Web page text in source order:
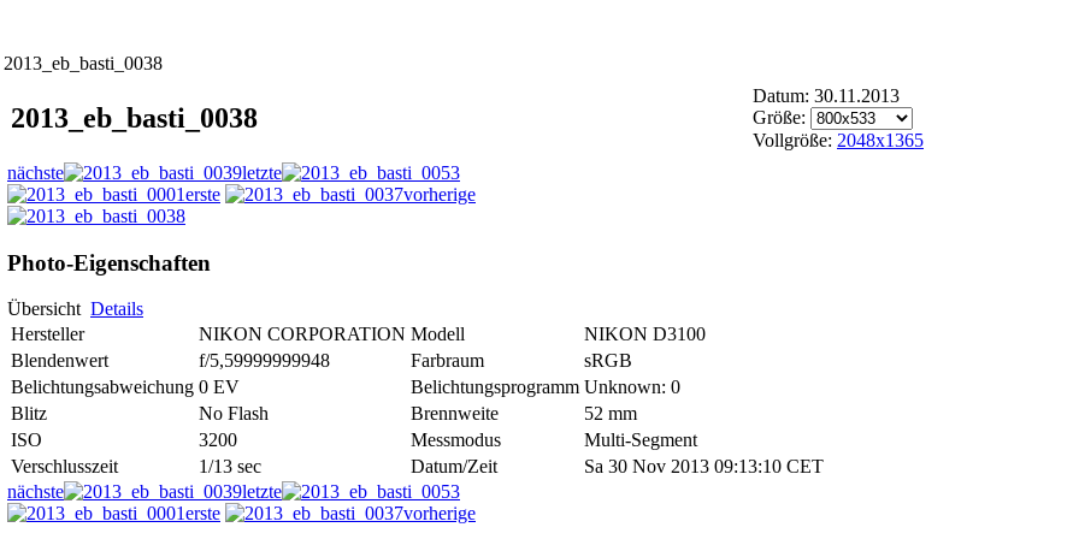
2013_eb_basti_0038
2013_eb_basti_0038
Datum: 30.11.2013
Größe:
Vollgröße: 2048x1365
nächste
letzte
erste
vorherige
Photo-Eigenschaften
Übersicht Details
Hersteller
NIKON CORPORATION Modell
NIKON D3100
Blendenwert
f/5,59999999948 Farbraum
sRGB
Belichtungsabweichung 0 EV Belichtungsprogramm Unknown: 0
Blitz
No Flash Brennweite
52 mm
ISO
3200 Messmodus
Multi-Segment
Verschlusszeit
1/13 sec Datum/Zeit
Sa 30 Nov 2013 09:13:10 CET
nächste
letzte
erste
vorherige